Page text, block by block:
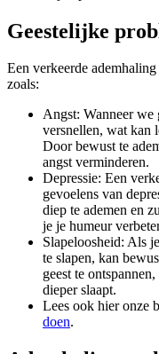
Geestelijke
Een verkeerde
zoals:
Angst: Wanneer we
versnellen, wat kan
Door bewust te
angst verminderen.
Depressie: Een
gevoelens van
diep te ademen en
je je humeur
Slapeloosheid: Als
te slapen, kan
geest te
dieper slaapt.
Lees ook hier onze
doen.